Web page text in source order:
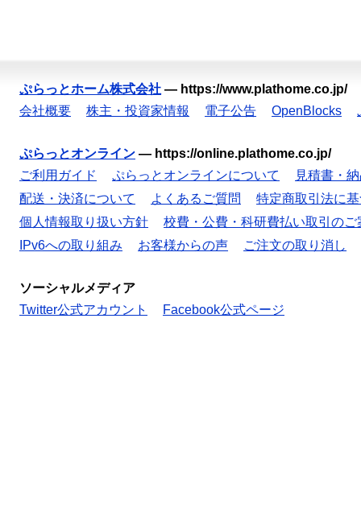
ぷらっとホーム株式会社 — https://www.plathome.co.jp/
会社概要
株主・投資家情報 電子公告 OpenBlocks
ぷらっとオンライン — https://online.plathome.co.jp/
ご利用ガイド
ぷらっとオンラインについて
見積書・
配送・決済について
よくあるご質問
特定商取引法に
個人情報取り扱い方針
校費・公費・科研費払い取引のご
IPv6への取り組み
お客様からの声 ご注文の取り消し
ソーシャルメディア
Twitter公式アカウント
Facebook公式ページ